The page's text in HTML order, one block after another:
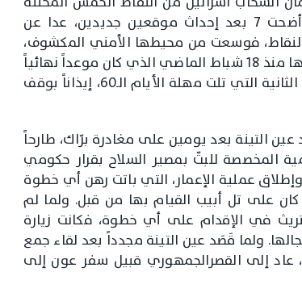
في جنوب لبنان، والتي زادت في الفترة الأخيرة إلى أن أضحت 7 بعد إحداث موقعين جديدين، عدا عن
فوسعت من محيطها الأمني المكشوف،
إلى مدى أوسع من مجموعة التلال والمراكز التي احتفظت بها منذ 18 شباط الماضي الذي كان موعداً نهائياً
للانسحاب الكامل من الأراضي اللبنانية المحتلة وفق المرحلة الثانية التي تلت مهلة الأيام الـ60، إيذاناً بوقف
التينة بعد يومين على مغادرة برّاك، طارحاً
المخصصة للبتّ بمصير السلاح بقرار حكومي
عملية الإعمار، التي باتت رهن أي خطوة
على تل أبيب القيام بها من قبل. ولما لم
في الإقدام على أي خطوة، فكانت زيارة
ولما قَصَد عين التينة مجدداً بعد لقاء جمع
عاد إلى القصرالجمهوري قبيل سفر عون إلى